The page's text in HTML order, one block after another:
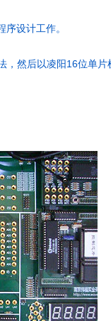
设计工作。
，然后以凌阳 16位单片